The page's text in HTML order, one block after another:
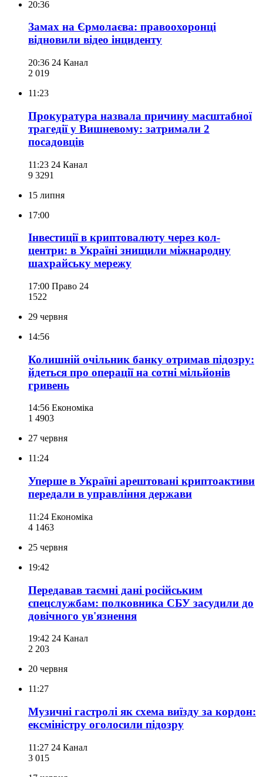
20:36
Замах на Єрмолаєва: правоохоронці
відновили відео інциденту
20:36 24 Канал
2 019
11:23
Прокуратура назвала причину масштабної
трагедії у Вишневому: затримали 2
посадовців
11:23 24 Канал
9 3291
15 липня
17:00
Інвестиції в криптовалюту через кол-
центри: в Україні знищили міжнародну
шахрайську мережу
17:00 Право 24
1522
29 червня
14:56
Колишній очільник банку отримав підозру:
йдеться про операції на сотні мільйонів
гривень
14:56 Економіка
1 4903
27 червня
11:24
Уперше в Україні арештовані криптоактиви
передали в управління держави
11:24 Економіка
4 1463
25 червня
19:42
Передавав таємні дані російським
спецслужбам: полковника СБУ засудили до
довічного ув'язнення
19:42 24 Канал
2 203
20 червня
11:27
Музичні гастролі як схема виїзду за кордон:
ексміністру оголосили підозру
11:27 24 Канал
3 015